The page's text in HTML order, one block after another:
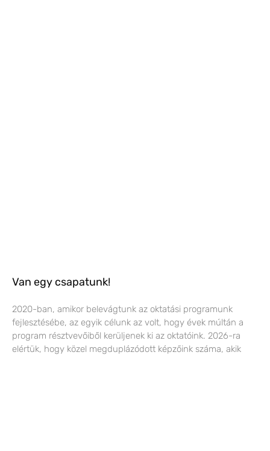
Van egy csapatunk!
2020-ban, amikor belevágtunk az oktatási programunk
fejlesztésébe, az egyik célunk az volt, hogy évek múltán a
program résztvevőiből kerüljenek ki az oktatóink. 2026-ra
elértük, hogy közel megduplázódott képzőink száma, akik